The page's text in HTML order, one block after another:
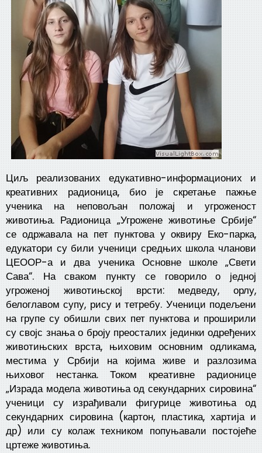
Циљ реализованих едукативно-информационих и
креативних радионица, био је скретање пажње
ученика на неповољан положај и угроженост
животиња. Радионица „Угрожене животиње Србије“
се одржавала на пет пунктова у оквиру Еко-парка,
едукатори су били ученици средњих школа чланови
ЦЕООР-а и два ученика Основне школе „Свети
Сава“. На сваком пункту се говорило о једној
угроженој животињској врсти: медведу, орлу,
белоглавом супу, рису и тетребу. Ученици подељени
на групе су обишли свих пет пунктова и проширили
су својс знања о броју преосталих јединки одређених
животињских врста, њиховим основним одликама,
местима у Србији на којима живе и разлозима
њиховог нестанка. Током креативне радионице
„Израда модела животиња од секундарних сировина“
ученици су израђивали фигурице животиња од
секундарних сировина (картон, пластика, хартија и
др) или су колаж техником попуњавали постојеће
цртеже животиња.